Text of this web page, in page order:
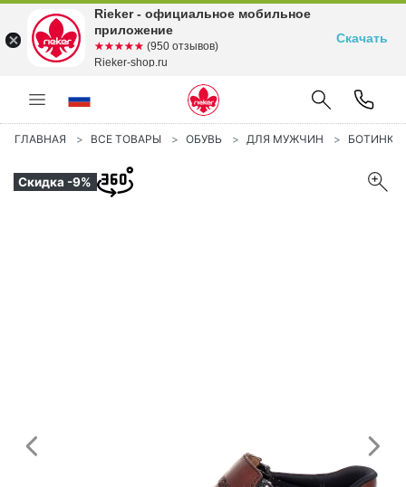
ГЛАВНАЯ ВСЕ ТОВАРЫ ОБУВЬ ДЛЯ МУЖЧИН БОТИНКИ
Скидка -9%
Предыдущий
Rieker - официальное мобильное
приложение
☆☆☆☆☆
★★★★★ (950 отзывов)
Rieker-shop.ru
Скачать